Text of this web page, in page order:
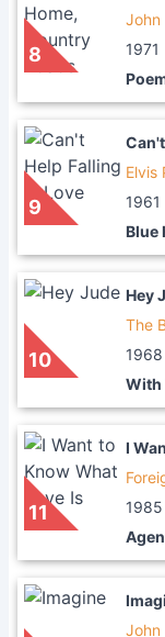
8
John
1971
9
Elvis
1961
Blue
10
Hey
The
1968
With
11
I
1985
John